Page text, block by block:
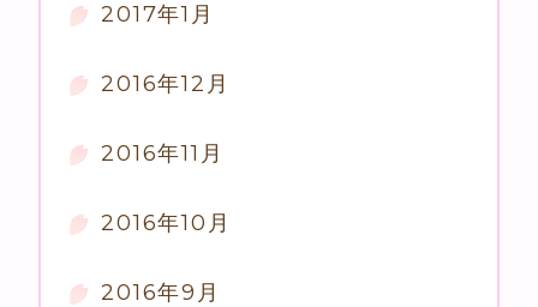
2017年1月
2016年12月
2016年11月
2016年10月
2016年9月